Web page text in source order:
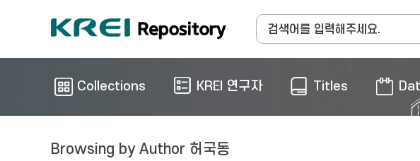
Collections KREI 연구자 Titles
Browsing by Author 허국동